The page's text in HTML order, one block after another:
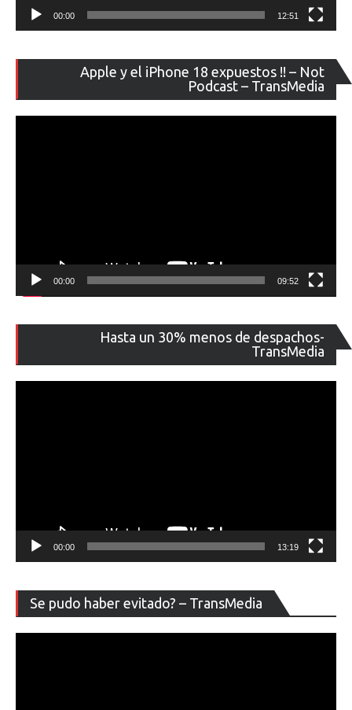
00:00 12:51
Apple y el iPhone 18 expuestos !! – Not
Podcast – TransMedia
de
00:00 09:52
Hasta un 30% menos de despachos-
TransMedia
de
00:00 13:19
Se pudo haber evitado? – TransMedia
de